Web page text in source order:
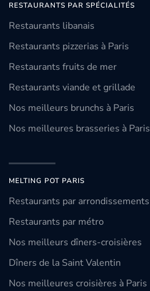
RESTAURANTS PAR SPÉCIALITÉS
Restaurants libanais
Restaurants pizzerias à Paris
Restaurants fruits de mer
Restaurants viande et grillade
Nos meilleurs brunchs à Paris
Nos meilleures brasseries à Paris
MELTING POT PARIS
Restaurants par arrondissements
Restaurants par métro
Nos meilleurs dîners-croisières
Dîners de la Saint Valentin
Nos meilleures croisières à Paris